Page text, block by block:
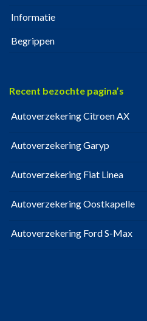
Informatie
Begrippen
Recent bezochte pagina’s
Autoverzekering Citroen AX
Autoverzekering Garyp
Autoverzekering Fiat Linea
Autoverzekering Oostkapelle
Autoverzekering Ford S-Max